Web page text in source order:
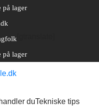
på lager
på lager
duTekniske tips